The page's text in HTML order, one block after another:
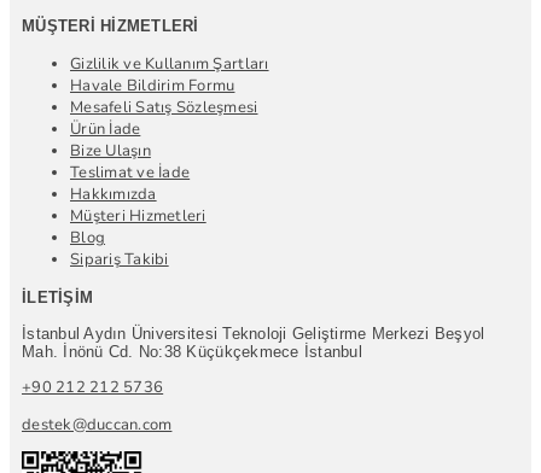
MÜŞTERI HIZMETLERI
Gizlilik ve Kullanım Şartları
Havale Bildirim Formu
Mesafeli Satış Sözleşmesi
Ürün İade
Bize Ulaşın
Teslimat ve İade
Hakkımızda
Müşteri Hizmetleri
Blog
Sipariş Takibi
İLETIŞIM
İstanbul Aydın Üniversitesi Teknoloji Geliştirme Merkezi Beşyol
Mah. İnönü Cd. No:38 Küçükçekmece İstanbul
+90 212 212 5736
destek@duccan.com